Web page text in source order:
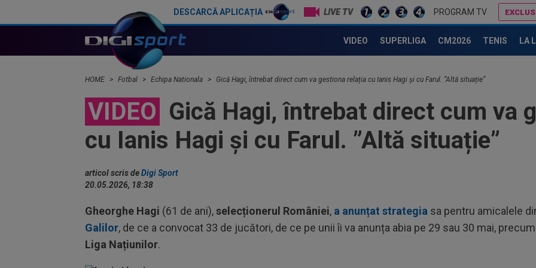
DESCARCĂ APLICAȚIA LIVE TV PROGRAM TV
VIDEO SUPERLIGA CM2026 TENIS LA
HOME Fotbal Echipa Nationala Gică Hagi, întrebat direct cum va gestiona relația cu Ianis Hagi și cu Farul. ”Altă situație”
VIDEO Gică Hagi, întrebat direct cum va
cu Ianis Hagi și cu Farul. ”Altă situație”
articol scris deDigi Sport
20.05.2026, 18:38
Gheorghe Hagi (61 de ani),selecționerul României, a anunțat strategia sa pentru amicalele
Galilor, de ce a convocat 33 de jucători, de ce pe unii îi va anunța abia pe 29 sau 30 mai,
Liga Națiunilor.
la...